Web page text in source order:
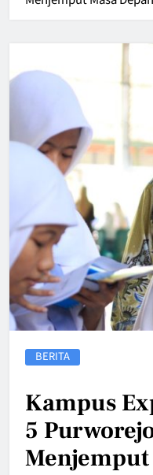
BERITA
Kampus
5
Menjemput